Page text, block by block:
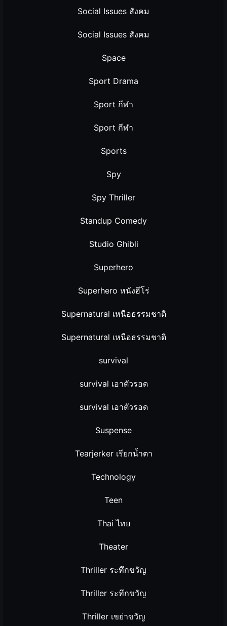
Social Issues สังคม
Social Issues สังคม
Space
Sport Drama
Sport กีฬา
Sport กีฬา
Sports
Spy
Spy Thriller
Standup Comedy
Studio Ghibli
Superhero
Superhero หนังฮีโร่
Supernatural เหนือธรรมชาติ
Supernatural เหนือธรรมชาติ
survival
survival เอาตัวรอด
survival เอาตัวรอด
Suspense
Tearjerker เรียกน้ำตา
Technology
Teen
Thai ไทย
Theater
Thriller ระทึกขวัญ
Thriller ระทึกขวัญ
Thriller เขย่าขวัญ